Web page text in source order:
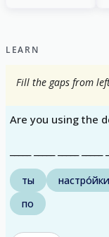
LEARN
Fill the gaps from
Are you using the
_____ _____ _____ _____
ты настро́йки
по